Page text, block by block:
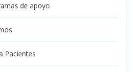
de apoyo
Pacientes